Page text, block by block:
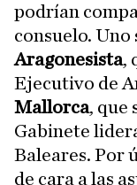
podrían
consuelo. Uno
Aragonesista,
Ejecutivo de
Mallorca, que
Gabinete
Baleares. Por
de cara a las